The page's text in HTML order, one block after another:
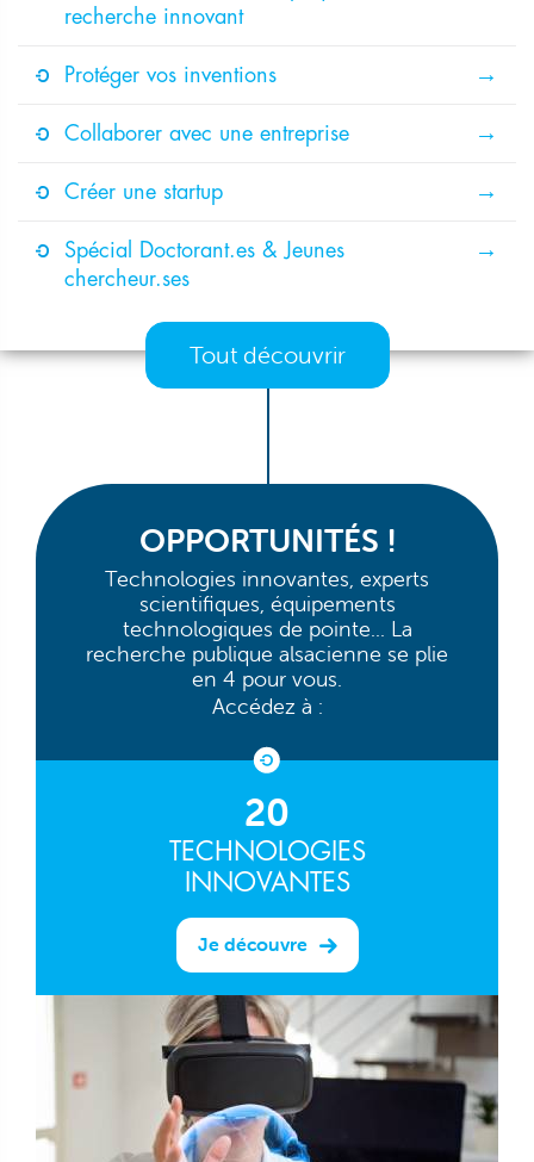
recherche innovant
Protéger vos inventions
Collaborer avec une entreprise
Créer une startup
Spécial Doctorant.es & Jeunes
chercheur.ses
Tout découvrir
OPPORTUNITÉS !
Technologies innovantes, experts
scientifiques, équipements
technologiques de pointe... La
recherche publique alsacienne se plie
en 4 pour vous.
Accédez à :
20
TECHNOLOGIES
INNOVANTES
Je découvre